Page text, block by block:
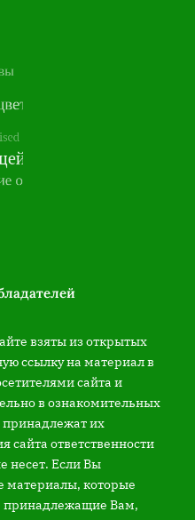
взяты из открытых
ссылку на материал в
сайта и
в ознакомительных
их
ответственности
несет. Если Вы
материалы, которые
принадлежащие Вам,